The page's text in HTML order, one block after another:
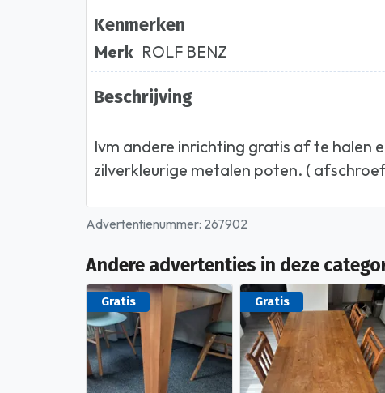
Kenmerken
Merk ROLF BENZ
Beschrijving
Ivm andere inrichting gratis af te halen
zilverkleurige metalen poten. (
Advertentienummer: 267902
Andere advertenties in deze
Gratis Gratis